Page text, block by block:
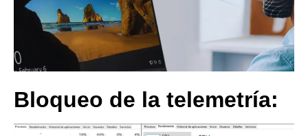
Bloqueo de la telemetría: